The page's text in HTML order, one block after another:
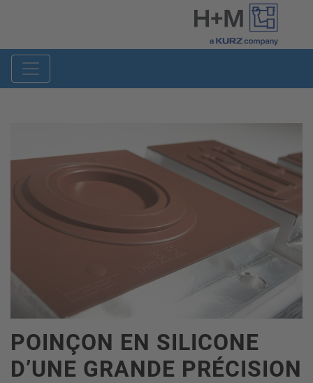
POINÇON EN SILICONE
D’UNE GRANDE PRÉCISION